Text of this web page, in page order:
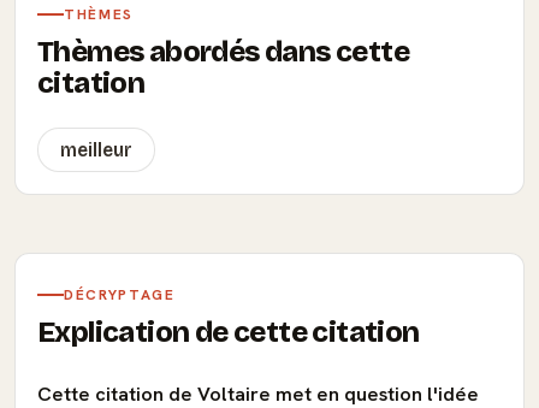
THÈMES
Thèmes abordés dans cette
citation
meilleur
DÉCRYPTAGE
Explication de cette citation
Cette citation de Voltaire met en question l'idée